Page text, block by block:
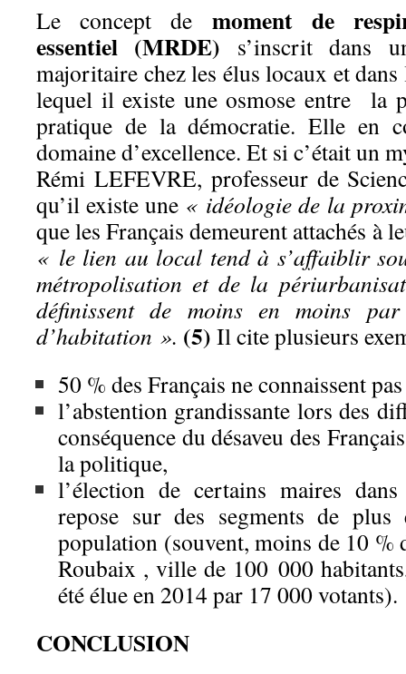
Le concept de moment de
essentiel (MRDE) s’inscrit dans
majoritaire chez les élus locaux et
lequel il existe une osmose entre la
pratique de la démocratie. Elle en
domaine d’excellence. Et si c’était un
Rémi LEFEVRE, professeur de
qu’il existe une « idéologie de la
que les Français demeurent attachés à
« le lien au local tend à s’affaiblir
métropolisation et de la
définissent de moins en moins
d’habitation ». (5) Il cite plusieurs
50 % des Français ne connaissent
l’abstention grandissante lors des
conséquence du désaveu des
la politique,
l’élection de certains maires
repose sur des segments de
population (souvent, moins de 10 %
Roubaix , ville de 100 000
été élue en 2014 par 17 000 votants).
CONCLUSION